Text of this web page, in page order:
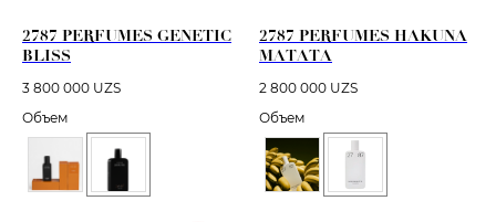
2787 PERFUMES GENETIC
BLISS
3 800 000 UZS
Объем
2787 PERFUMES HAKUNA
MATATA
2 800 000 UZS
Объем